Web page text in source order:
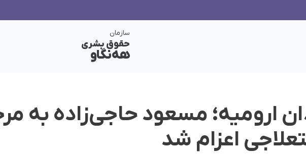
سازمان
حقوق بشری
هەنگاو
ارومیه؛ مسعود حاجی‌زاده به
اعزام شد